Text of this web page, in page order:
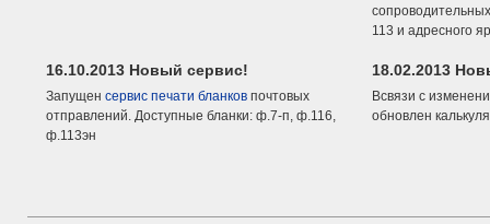
113 и адресного
16.10.2013 Новый сервис!
Запущен сервис печати бланков почтовых
отправлений. Доступные бланки: ф.7-п, ф.116,
ф.113эн
18.02.2013
Всвязи с
обновлен